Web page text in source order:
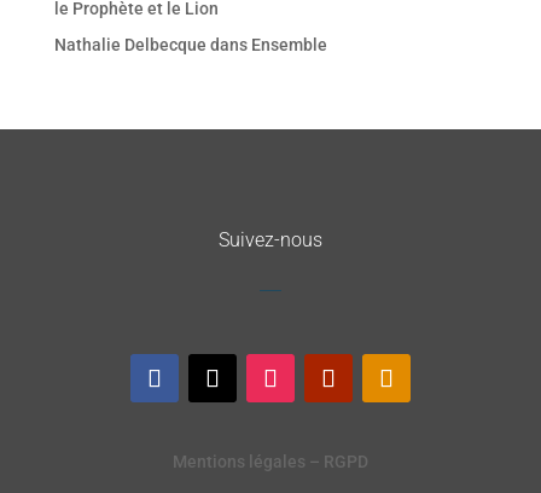
le Prophète et le Lion
Nathalie Delbecque dans Ensemble
Suivez-nous
Mentions légales – RGPD